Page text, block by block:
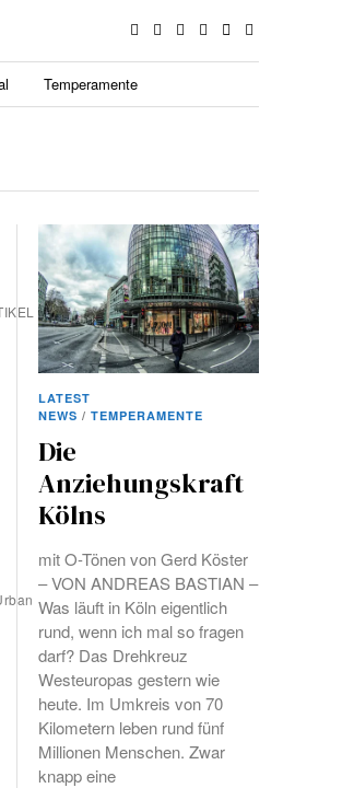
Temperamente
LATEST
NEWS / TEMPERAMENTE
Die
Anziehungskraft
Kölns
mit O-Tönen von Gerd Köster
– VON ANDREAS BASTIAN –
Was läuft in Köln eigentlich
rund, wenn ich mal so fragen
darf? Das Drehkreuz
Westeuropas gestern wie
heute. Im Umkreis von 70
Kilometern leben rund fünf
Millionen Menschen. Zwar
knapp eine